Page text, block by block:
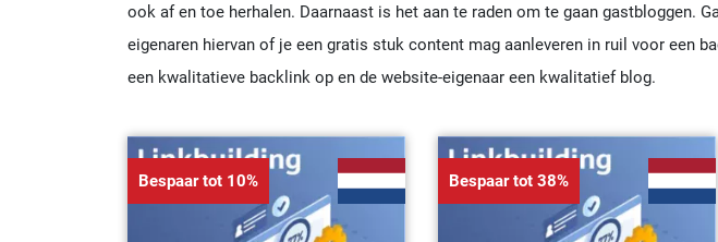
ook af en toe herhalen. Daarnaast is het aan te raden om te gaan gastbloggen.
eigenaren hiervan of je een gratis stuk content mag aanleveren in ruil voor een
een kwalitatieve backlink op en de website-eigenaar een kwalitatief blog.
Bespaar tot 10% Bespaar tot 38%